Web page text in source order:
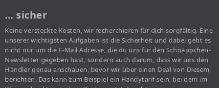
… sicher
Keine versteckte Kosten, wir recherchieren für dich sorgfältig. Eine
unserer wichtigsten Aufgaben ist die Sicherheit und dabei geht es
nicht nur um die E-Mail Adresse, die du uns für den Schnäppchen-
Newsletter gegeben hast, sondern auch darum, dass wir uns den
Händler genau anschauen, bevor wir über einen Deal von Diesem
berichten. Das kann zum Beispiel ein Handytarif sein, bei dem im